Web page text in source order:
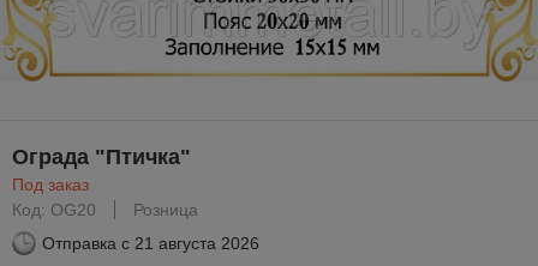
Ограда "Птичка"
Под заказ
Код: OG20
Розница
Отправка с 21 августа 2026